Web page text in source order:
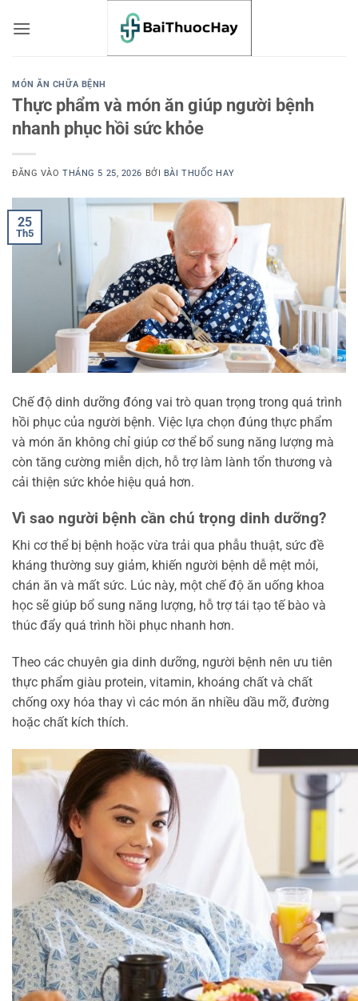
qua
MÓN ĂN CHỮA BỆNH
Thực phẩm và món ăn giúp người bệnh
nhanh phục hồi sức khỏe
ĐĂNG VÀOTHÁNG 5 25, 2026 BỞI BÀI THUỐC HAY
25
Th5
Chế độ dinh dưỡng đóng vai trò quan trọng trong quá trình
hồi phục của người bệnh. Việc lựa chọn đúng thực phẩm
và món ăn không chỉ giúp cơ thể bổ sung năng lượng mà
còn tăng cường miễn dịch, hỗ trợ làm lành tổn thương và
cải thiện sức khỏe hiệu quả hơn.
Vì sao người bệnh cần chú trọng dinh dưỡng?
Khi cơ thể bị bệnh hoặc vừa trải qua phẫu thuật, sức đề
kháng thường suy giảm, khiến người bệnh dễ mệt mỏi,
chán ăn và mất sức. Lúc này, một chế độ ăn uống khoa
học sẽ giúp bổ sung năng lượng, hỗ trợ tái tạo tế bào và
thúc đẩy quá trình hồi phục nhanh hơn.
Theo các chuyên gia dinh dưỡng, người bệnh nên ưu tiên
thực phẩm giàu protein, vitamin, khoáng chất và chất
chống oxy hóa thay vì các món ăn nhiều dầu mỡ, đường
hoặc chất kích thích.